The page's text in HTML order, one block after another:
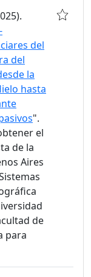
del
del
la
hasta
".
el
de la
Aires
de
para